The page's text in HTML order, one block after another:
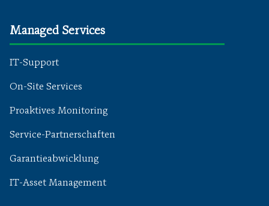
Managed Services
IT-Support
On-Site Services
Proaktives Monitoring
Service-Partnerschaften
Garantieabwicklung
IT-Asset Management